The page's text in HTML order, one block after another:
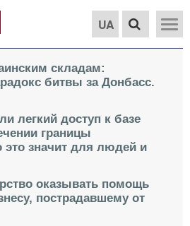
UA
складам:
битвы за Донбасс.
легкий доступ к базе
границы
это значит для людей и
оказывать помощь
пострадавшему от